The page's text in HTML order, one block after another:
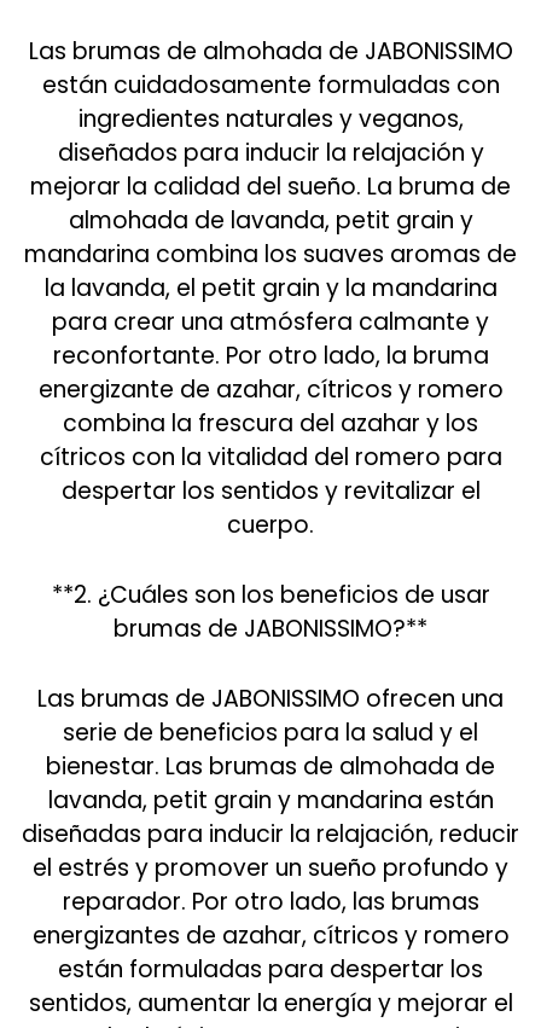
Las brumas de almohada de JABONISSIMO
están cuidadosamente formuladas con
ingredientes naturales y veganos,
diseñados para inducir la relajación y
mejorar la calidad del sueño. La bruma de
almohada de lavanda, petit grain y
mandarina combina los suaves aromas de
la lavanda, el petit grain y la mandarina
para crear una atmósfera calmante y
reconfortante. Por otro lado, la bruma
energizante de azahar, cítricos y romero
combina la frescura del azahar y los
cítricos con la vitalidad del romero para
despertar los sentidos y revitalizar el
cuerpo.
**2. ¿Cuáles son los beneficios de usar
brumas de JABONISSIMO?**
Las brumas de JABONISSIMO ofrecen una
serie de beneficios para la salud y el
bienestar. Las brumas de almohada de
lavanda, petit grain y mandarina están
diseñadas para inducir la relajación, reducir
el estrés y promover un sueño profundo y
reparador. Por otro lado, las brumas
energizantes de azahar, cítricos y romero
están formuladas para despertar los
sentidos, aumentar la energía y mejorar el